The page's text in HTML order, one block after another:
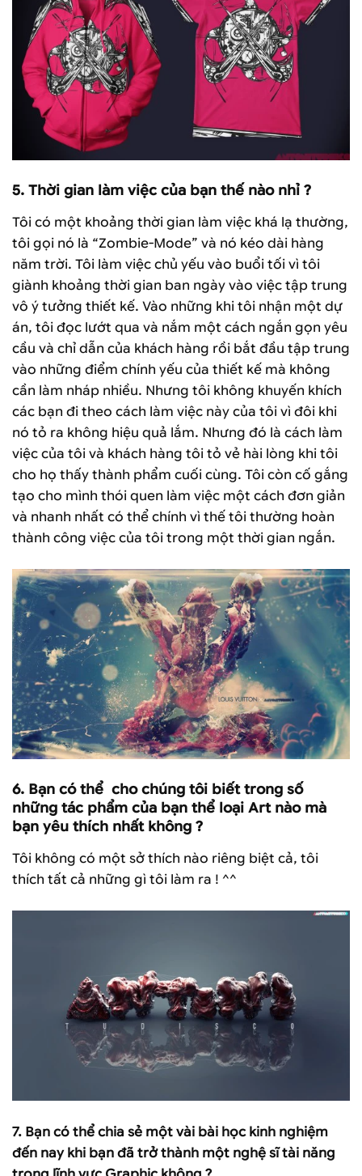
5. Thời gian làm việc của bạn thế nào nhỉ ?
Tôi có một khoảng thời gian làm việc khá lạ thường,
tôi gọi nó là “Zombie-Mode” và nó kéo dài hàng
năm trời. Tôi làm việc chủ yếu vào buổi tối vì tôi
giành khoảng thời gian ban ngày vào việc tập trung
vô ý tưởng thiết kế. Vào những khi tôi nhận một dự
án, tôi đọc lướt qua và nắm một cách ngắn gọn yêu
cầu và chỉ dẫn của khách hàng rồi bắt đầu tập trung
vào những điểm chính yếu của thiết kế mà không
cần làm nháp nhiều. Nhưng tôi không khuyến khích
các bạn đi theo cách làm việc này của tôi vì đôi khi
nó tỏ ra không hiệu quả lắm. Nhưng đó là cách làm
việc của tôi và khách hàng tôi tỏ vẻ hài lòng khi tôi
cho họ thấy thành phẩm cuối cùng. Tôi còn cố gắng
tạo cho mình thói quen làm việc một cách đơn giản
và nhanh nhất có thể chính vì thế tôi thường hoàn
thành công việc của tôi trong một thời gian ngắn.
6. Bạn có thể cho chúng tôi biết trong số
những tác phẩm của bạn thể loại Art nào mà
bạn yêu thích nhất không ?
Tôi không có một sở thích nào riêng biệt cả, tôi
thích tất cả những gì tôi làm ra ! ^^
7. Bạn có thể chia sẻ một vài bài học kinh nghiệm
đến nay khi bạn đã trở thành một nghệ sĩ tài năng